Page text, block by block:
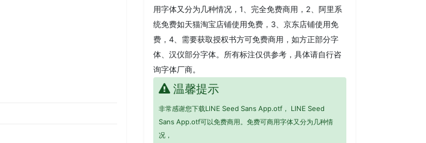
用字体又分为几种情况，1、完全免费商用，2、阿里系
统免费如天猫淘宝店铺使用免费，3、京东店铺使用免
费，4、需要获取授权书方可免费商用，如方正部分字
体、汉仪部分字体。所有标注仅供参考，具体请自行咨
询字体厂商。
温馨提示
非常感谢您下载LINE Seed Sans App.otf， LINE Seed
Sans App.otf可以免费商用。免费可商用字体又分为几种情
况，